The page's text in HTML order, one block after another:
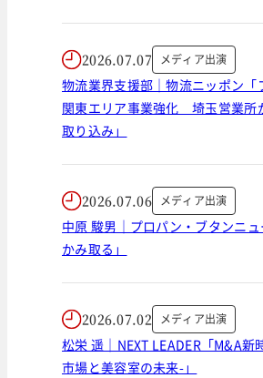
2026.07.07 メディア出演
物流業界支援部｜物流ニッポン
関東エリア事業強化 埼玉営業
取り込み」
2026.07.06 メディア出演
中原 駿男｜プロパン・ブタンニ
かみ取る」
2026.07.02 メディア出演
松栄 遥｜NEXT LEADER「M&A新
市場と美容室の未来-」